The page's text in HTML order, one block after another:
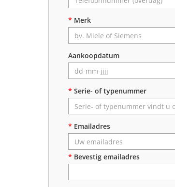
* Merk
Aankoopdatum
* Serie- of typenummer
* Emailadres
* Bevestig emailadres